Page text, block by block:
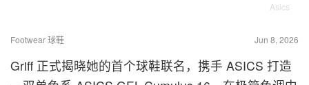
Asics
Footwear 球鞋 Jun 8, 2026
Griff 正式揭晓她的首个球鞋联名，携手 ASICS 打造